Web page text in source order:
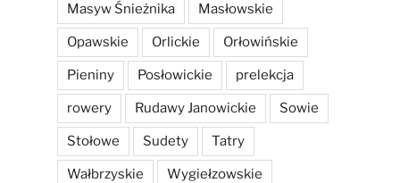
Masyw Śnieżnika Masłowskie
Opawskie Orlickie Orłowińskie
Pieniny Posłowickie prelekcja
rowery Rudawy Janowickie Sowie
Stołowe Sudety Tatry
Wałbrzyskie Wygiełzowskie